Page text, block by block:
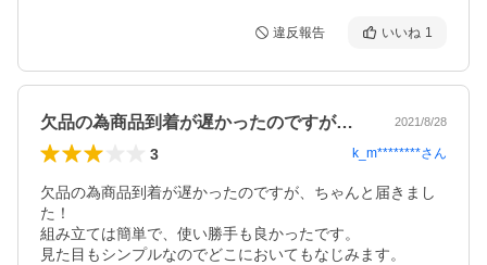
違反報告 いいね 1
欠品の為商品到着が遅かったのですが、ち… 2021/8/28
3 k_m********さん
欠品の為商品到着が遅かったのですが、ちゃんと届きまし
た！
組み立ては簡単で、使い勝手も良かったです。
見た目もシンプルなのでどこにおいてもなじみます。